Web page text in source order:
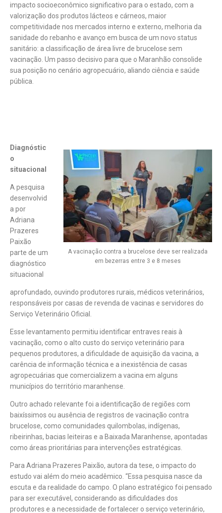
impacto socioeconômico significativo para o estado, com a
valorização dos produtos lácteos e cárneos, maior
competitividade nos mercados interno e externo, melhoria da
sanidade do rebanho e avanço em busca de um novo status
sanitário: a classificação de área livre de brucelose sem
vacinação. Um passo decisivo para que o Maranhão consolide
sua posição no cenário agropecuário, aliando ciência e saúde
pública.
A vacinação contra a brucelose deve ser realizada
em bezerras entre 3 e 8 meses
Diagnóstic
o
situacional
A pesquisa
desenvolvid
a por
Adriana
Prazeres
Paixão
parte de um
diagnóstico
situacional
aprofundado, ouvindo produtores rurais, médicos veterinários,
responsáveis por casas de revenda de vacinas e servidores do
Serviço Veterinário Oficial.
Esse levantamento permitiu identificar entraves reais à
vacinação, como o alto custo do serviço veterinário para
pequenos produtores, a dificuldade de aquisição da vacina, a
carência de informação técnica e a inexistência de casas
agropecuárias que comercializem a vacina em alguns
municípios do território maranhense.
Outro achado relevante foi a identificação de regiões com
baixíssimos ou ausência de registros de vacinação contra
brucelose, como comunidades quilombolas, indígenas,
ribeirinhas, bacias leiteiras e a Baixada Maranhense, apontadas
como áreas prioritárias para intervenções estratégicas.
Para Adriana Prazeres Paixão, autora da tese, o impacto do
estudo vai além do meio acadêmico. “Essa pesquisa nasce da
escuta e da realidade do campo. O plano estratégico foi pensado
para ser executável, considerando as dificuldades dos
produtores e a necessidade de fortalecer o serviço veterinário,